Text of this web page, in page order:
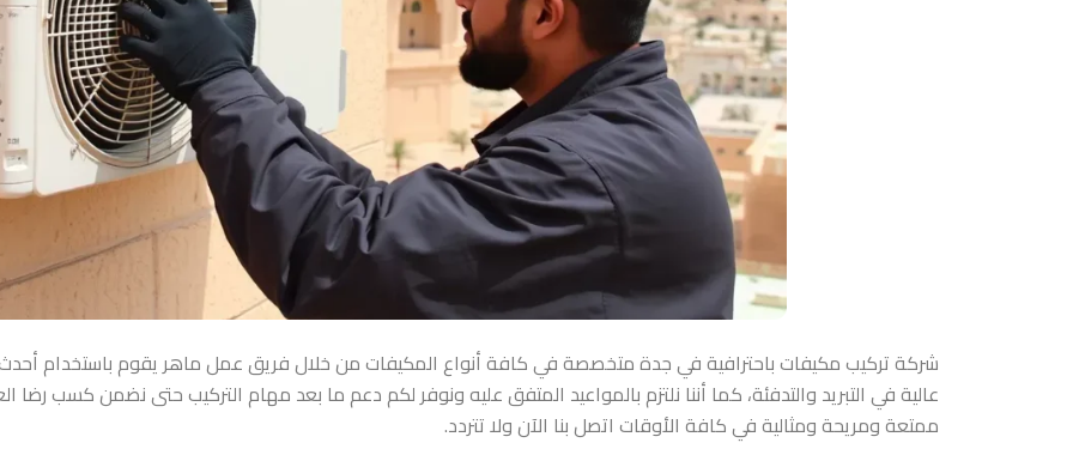
شركة تركيب مكيفات باحترافية في جدةمتخصصة في كافة أنواع المكيفات من خلال فريق عمل ماهر يقوم باستخدام أحدث
عالية في التبريد والتدفئة، كما أننا نلتزم بالمواعيد المتفق عليه ونوفر لكم دعم ما بعد مهام التركيب حتى نضمن كسب رضا
ممتعة ومريحة ومثالية في كافة الأوقات اتصل بنا الآن ولا تتردد.